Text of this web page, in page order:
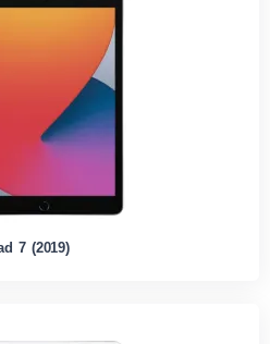
7 (2019)